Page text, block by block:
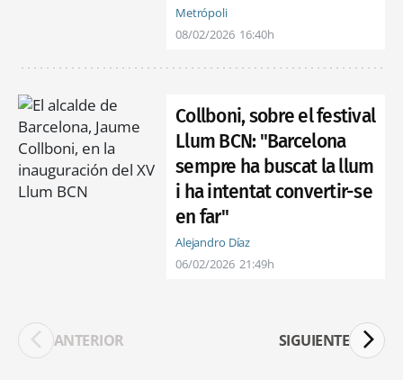
Metrópoli
08/02/2026 16:40h
Collboni, sobre el festival
Llum BCN: "Barcelona
sempre ha buscat la llum
i ha intentat convertir-se
en far"
Alejandro Díaz
06/02/2026 21:49h
ANTERIOR SIGUIENTE